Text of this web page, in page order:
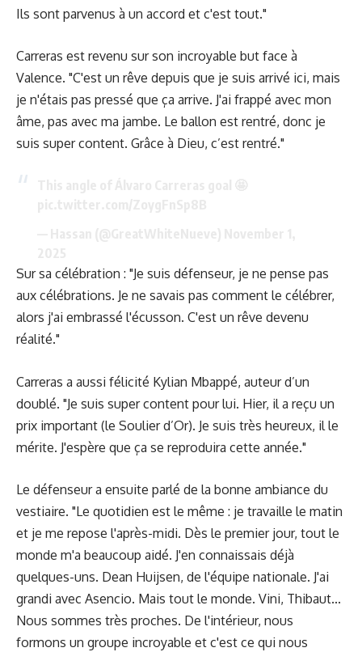
Ils sont parvenus à un accord et c'est tout."
Carreras est revenu sur son incroyable but face à
Valence. "C'est un rêve depuis que je suis arrivé ici, mais
je n'étais pas pressé que ça arrive. J'ai frappé avec mon
âme, pas avec ma jambe. Le ballon est rentré, donc je
suis super content. Grâce à Dieu, c’est rentré."
Sur sa célébration : "Je suis défenseur, je ne pense pas
aux célébrations. Je ne savais pas comment le célébrer,
alors j'ai embrassé l'écusson. C'est un rêve devenu
réalité."
Carreras a aussi félicité Kylian Mbappé, auteur d’un
doublé. "Je suis super content pour lui. Hier, il a reçu un
prix important (le Soulier d’Or). Je suis très heureux, il le
mérite. J'espère que ça se reproduira cette année."
Le défenseur a ensuite parlé de la bonne ambiance du
vestiaire. "Le quotidien est le même : je travaille le matin
et je me repose l'après-midi. Dès le premier jour, tout le
monde m'a beaucoup aidé. J'en connaissais déjà
quelques-uns. Dean Huijsen, de l'équipe nationale. J'ai
grandi avec Asencio. Mais tout le monde. Vini, Thibaut...
Nous sommes très proches. De l'intérieur, nous
formons un groupe incroyable et c'est ce qui nous